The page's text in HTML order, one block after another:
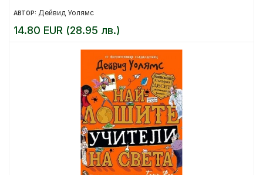
АВТОР: Дейвид Уолямс
14.80 EUR (28.95 лв.)